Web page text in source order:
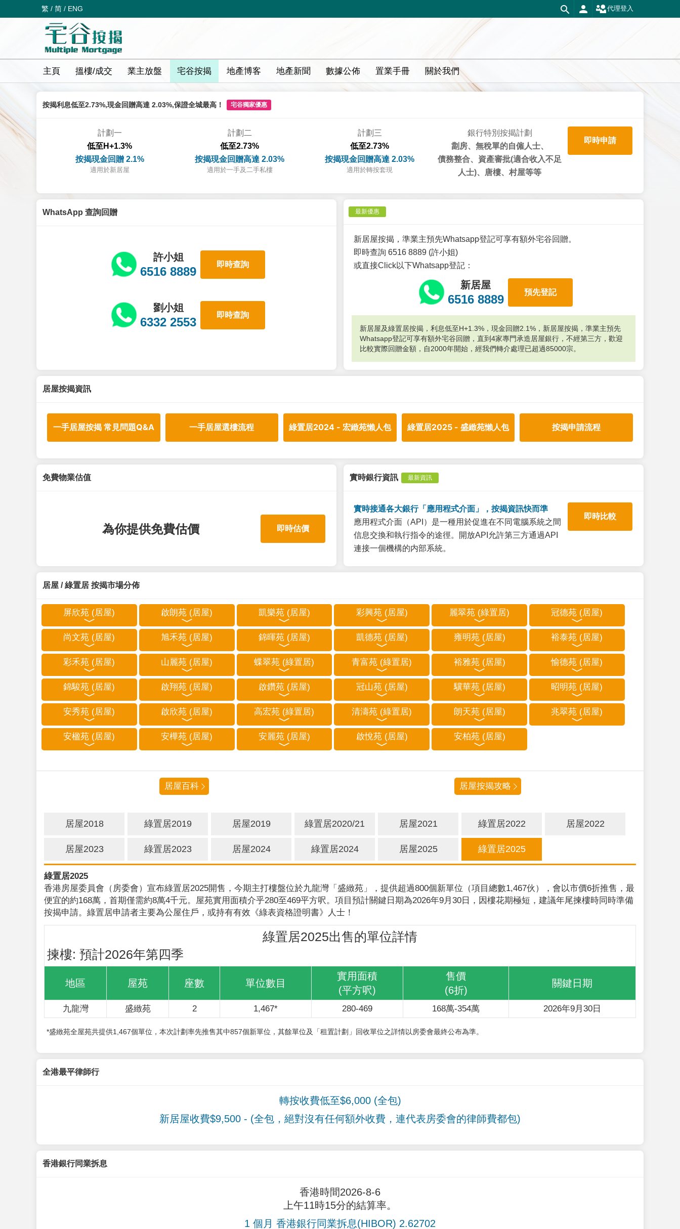
繁 / 简 / ENG 代理登入
主頁 搵樓/成交 業主放盤 宅谷按揭 地產博客 地產新聞 數據公佈 置業手冊 關於我們
按揭利息低至2.73%,現金回贈高達 2.03%,保證全城最高！ 宅谷獨家優惠
計劃一
低至H+1.3%
按揭現金回贈 2.1%
適用於新居屋
計劃二
低至2.73%
按揭現金回贈高達 2.03%
適用於一手及二手私樓
計劃三
低至2.73%
按揭現金回贈高達 2.03%
適用於轉按套現
銀行特別按揭計劃
劏房、無稅單的自僱人士、
債務整合、資產審批(適合收入不足
人士)、唐樓、村屋等等
即時申請
WhatsApp 查詢回贈
許小姐
6516 8889
即時查詢
劉小姐
6332 2553
即時查詢
最新優惠
新居屋按揭，準業主預先Whatsapp登記可享有額外宅谷回贈。
即時查詢 6516 8889 (許小姐)
或直接Click以下Whatsapp登記：
新居屋
6516 8889
預先登記
新居屋及綠置居按揭，利息低至H+1.3%，現金回贈2.1%，新居屋按揭，準業主預先
Whatsapp登記可享有額外宅谷回贈，直到4家專門承造居屋銀行，不經第三方，歡迎
比較實際回贈金額，自2000年開始，經我們轉介處理已超過85000宗。
居屋按揭資訊
一手居屋按揭 常見問題Q&A 一手居屋選樓流程 綠置居2024 - 宏緻苑懶人包 綠置居2025 - 盛緻苑懶人包 按揭申請流程
免費物業估值
為你提供免費估價 即時估價
實時銀行資訊 最新資訊
實時接通各大銀行「應用程式介面」，按揭資訊快而準
應用程式介面（API）是一種用於促進在不同電腦系統之間
信息交換和執行指令的途徑。開放API允許第三方通過API
連接一個機構的内部系統。
即時比較
居屋 / 綠置居 按揭市場分佈
屏欣苑 (居屋) 啟朗苑 (居屋) 凱樂苑 (居屋) 彩興苑 (居屋) 麗翠苑 (綠置居) 冠德苑 (居屋)
尚文苑 (居屋) 旭禾苑 (居屋) 錦暉苑 (居屋) 凱德苑 (居屋) 雍明苑 (居屋) 裕泰苑 (居屋)
彩禾苑 (居屋) 山麗苑 (居屋) 蝶翠苑 (綠置居) 青富苑 (綠置居) 裕雅苑 (居屋) 愉德苑 (居屋)
錦駿苑 (居屋) 啟翔苑 (居屋) 啟鑽苑 (居屋) 冠山苑 (居屋) 驥華苑 (居屋) 昭明苑 (居屋)
安秀苑 (居屋) 啟欣苑 (居屋) 高宏苑 (綠置居) 清濤苑 (綠置居) 朗天苑 (居屋) 兆翠苑 (居屋)
安楹苑 (居屋) 安樺苑 (居屋) 安麗苑 (居屋) 啟悅苑 (居屋) 安柏苑 (居屋)
居屋百科 居屋按揭攻略
居屋2018 綠置居2019 居屋2019 綠置居2020/21 居屋2021 綠置居2022 居屋2022
居屋2023 綠置居2023 居屋2024 綠置居2024 居屋2025 綠置居2025
綠置居2025
香港房屋委員會（房委會）宣布綠置居2025開售，今期主打樓盤位於九龍灣「盛緻苑」，提供超過800個新單位（項目總數1,467伙），會以市價6折推售，最
便宜的約168萬，首期僅需約8萬4千元。屋苑實用面積介乎280至469平方呎。項目預計關鍵日期為2026年9月30日，因樓花期極短，建議年尾揀樓時同時準備
按揭申請。綠置居申請者主要為公屋住戶，或持有有效《綠表資格證明書》人士！
綠置居2025出售的單位詳情
揀樓: 預計2026年第四季
地區 屋苑 座數 單位數目
實用面積
(平方呎)
售價
(6折)
關鍵日期
九龍灣 盛緻苑 2 1,467* 280-469 168萬-354萬 2026年9月30日
*盛緻苑全屋苑共提供1,467個單位，本次計劃率先推售其中857個新單位，其餘單位及「租置計劃」回收單位之詳情以房委會最終公布為準。
全港最平律師行
轉按收費低至$6,000 (全包)
新居屋收費$9,500 - (全包，絕對沒有任何額外收費，連代表房委會的律師費都包)
香港銀行同業拆息
香港時間2026-8-6
上午11時15分的結算率。
1 個月 香港銀行同業拆息(HIBOR) 2.62702